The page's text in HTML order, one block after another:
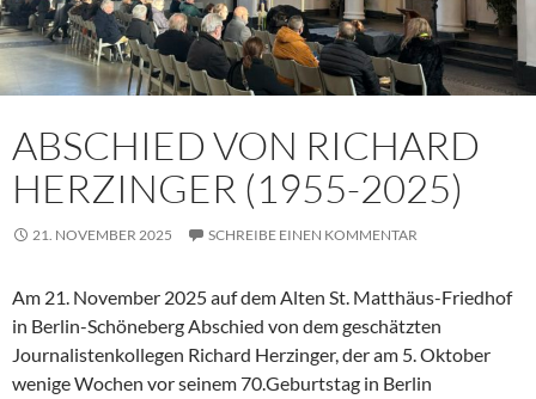
ABSCHIED VON RICHARD
HERZINGER (1955-2025)
21. NOVEMBER 2025 SCHREIBE EINEN KOMMENTAR
Am 21. November 2025 auf dem Alten St. Matthäus-Friedhof
in Berlin-Schöneberg Abschied von dem geschätzten
Journalistenkollegen Richard Herzinger, der am 5. Oktober
wenige Wochen vor seinem 70.Geburtstag in Berlin